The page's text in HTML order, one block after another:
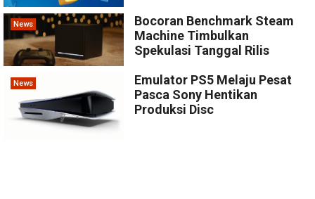
News
Bocoran Benchmark Steam
Machine Timbulkan
Spekulasi Tanggal Rilis
News
Emulator PS5 Melaju Pesat
Pasca Sony Hentikan
Produksi Disc